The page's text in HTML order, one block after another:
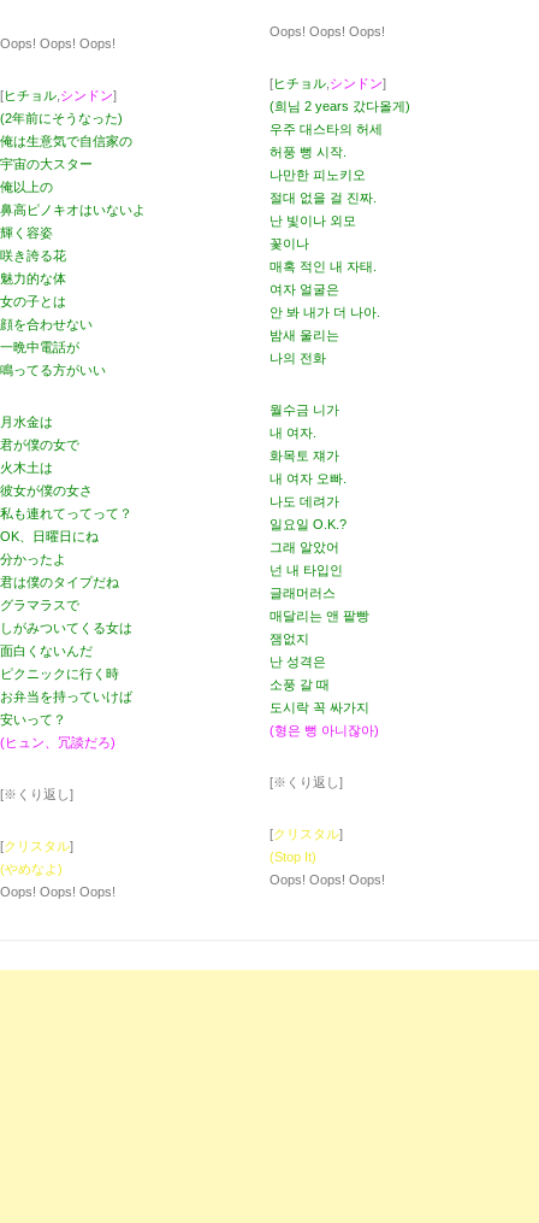
Oops! Oops! Oops!
[ヒチョル シンドン]
(2年前にそうなった)
俺は生意気で自信家の
宇宙の大スター
俺以上の
鼻高ピノキオはいないよ
輝く容姿
咲き誇る花
魅力的な体
女の子とは
顔を合わせない
一晩中電話が
鳴ってる方がいい
月水金は
君が僕の女で
火木土は
彼女が僕の女さ
私も連れてってって？
OK、日曜日にね
分かったよ
君は僕のタイプだね
グラマラスで
しがみついてくる女は
面白くないんだ
ピクニックに行く時
お弁当を持っていけば
安いって？
(ヒュン、冗談だろ)
[※くり返し]
[クリスタル]
(やめなよ)
Oops! Oops! Oops!
Oops! Oops! Oops!
[ヒチョル シンドン]
(희님 2 years 갔다올게)
우주 대스타의 허세
허풍 뻥 시작.
나만한 피노키오
절대 없을 걸 진짜.
난 빛이나 외모
꽃이나
매혹 적인 내 자태.
여자 얼굴은
안 봐 내가 더 나아.
밤새 울리는
나의 전화
월수금 니가
내 여자.
화목토 쟤가
내 여자 오빠.
나도 데려가
일요일 O.K.?
그래 알았어
넌 내 타입인
글래머러스
매달리는 앤 팥빵
잼없지
난 성격은
소풍 갈 때
도시락 꼭 싸가지
(형은 뻥 아니잖아)
[※くり返し]
[クリスタル]
(Stop It)
Oops! Oops! Oops!